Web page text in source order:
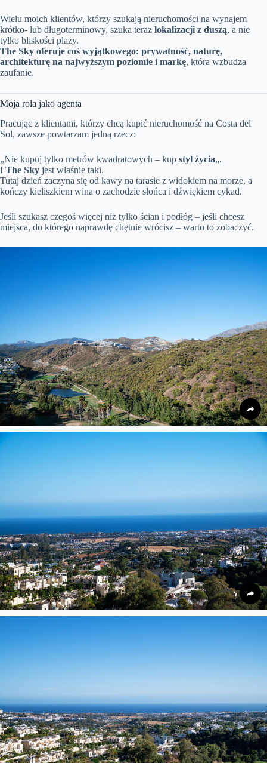
Wielu moich klientów, którzy szukają nieruchomości na wynajem
krótko- lub długoterminowy, szuka teraz lokalizacji z duszą, a nie
tylko bliskości plaży.
The Sky oferuje coś wyjątkowego: prywatność, naturę,
architekturę na najwyższym poziomie i markę, która wzbudza
zaufanie.
Moja rola jako agenta
Pracując z klientami, którzy chcą kupić nieruchomość na Costa del
Sol, zawsze powtarzam jedną rzecz:
„Nie kupuj tylko metrów kwadratowych – kup styl życia„.
I The Sky jest właśnie taki.
Tutaj dzień zaczyna się od kawy na tarasie z widokiem na morze, a
kończy kieliszkiem wina o zachodzie słońca i dźwiękiem cykad.
Jeśli szukasz czegoś więcej niż tylko ścian i podłóg – jeśli chcesz
miejsca, do którego naprawdę chętnie wrócisz – warto to zobaczyć.